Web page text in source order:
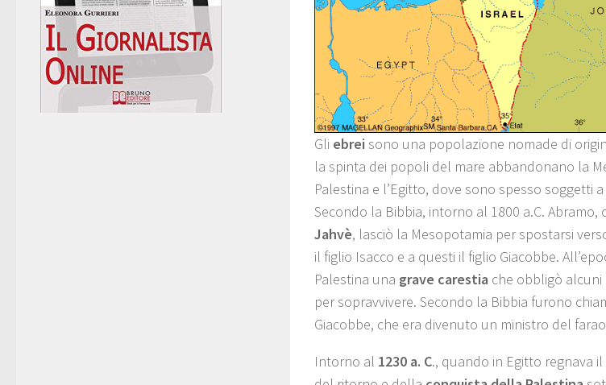
Gli ebrei sono una popolazione nomade di
la spinta dei popoli del mare abbandonano la
Palestina e l’Egitto, dove sono spesso soggetti
Secondo la Bibbia, intorno al 1800 a.C.
Jahvè, lasciò la Mesopotamia per spostarsi
il figlio Isacco e a questi il figlio Giacobbe.
Palestina una grave carestia che obbligò alcuni
per sopravvivere. Secondo la Bibbia furono
Giacobbe, che era divenuto un ministro del
Intorno al 1230 a. C., quando in Egitto regnava